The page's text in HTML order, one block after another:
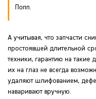
Попп.
А учитывая, что запчасти
простоявшей длительной
техники, гарантию на такие
их на глаз не всегда
удаляют шлифованием,
наваривают вручную.